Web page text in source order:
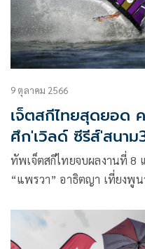
9 ตุลาคม 2566
เจ็ตสกีไทยสุดยอด
ศึก'เวิลด์ ซีรีส์'สนาม
ทัพเจ็ตสกีไทยจบผลงานที่ 8
“แพรวา” อาธิตญา เที่ยงพู
ของศึกเจ็ตสกีชิงแชมป์โลก
รีส์ 2023” (WGP#1